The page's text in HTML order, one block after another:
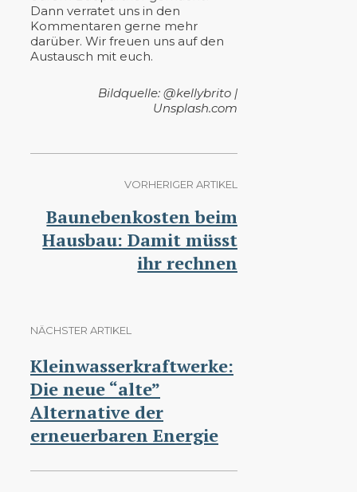
Dann verratet uns in den
Kommentaren gerne mehr
darüber. Wir freuen uns auf den
Austausch mit euch.
Bildquelle: @kellybrito |
Unsplash.com
VORHERIGER ARTIKEL
Baunebenkosten beim
Hausbau: Damit müsst
ihr rechnen
NÄCHSTER ARTIKEL
Kleinwasserkraftwerke:
Die neue “alte”
Alternative der
erneuerbaren Energie